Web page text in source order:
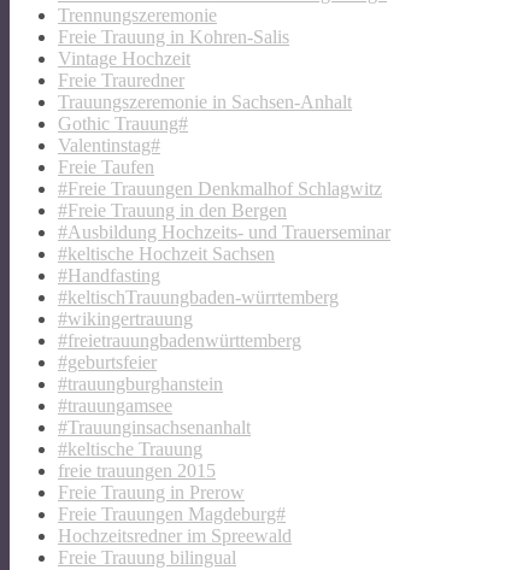
Trennungszeremonie
Freie Trauung in Kohren-Salis
Vintage Hochzeit
Freie Trauredner
Trauungszeremonie in Sachsen-Anhalt
Gothic Trauung#
Valentinstag#
Freie Taufen
#Freie Trauungen Denkmalhof Schlagwitz
#Freie Trauung in den Bergen
#Ausbildung Hochzeits- und Trauerseminar
#keltische Hochzeit Sachsen
#Handfasting
#keltischTrauungbaden-würrtemberg
#wikingertrauung
#freietrauungbadenwürttemberg
#geburtsfeier
#trauungburghanstein
#trauungamsee
#Trauunginsachsenanhalt
#keltische Trauung
freie trauungen 2015
Freie Trauung in Prerow
Freie Trauungen Magdeburg#
Hochzeitsredner im Spreewald
Freie Trauung bilingual